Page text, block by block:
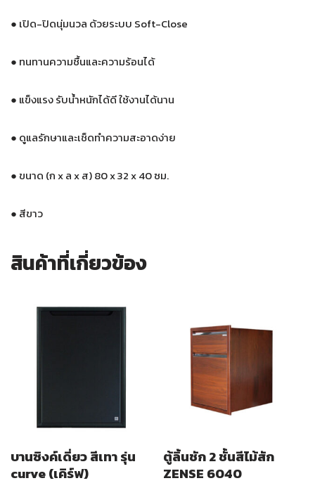
● เปิด-ปิดนุ่มนวล ด้วยระบบ Soft-Close
● ทนทานความชื้นและความร้อนได้
● แข็งแรง รับน้ำหนักได้ดี ใช้งานได้นาน
● ดูแลรักษาและเช็ดทำความสะอาดง่าย
● ขนาด (ก x ล x ส) 80 x 32 x 40 ซม.
● สีขาว
สินค้าที่เกี่ยวข้อง
บานซิงค์เดี่ยว สีเทา รุ่น
curve (เคิร์ฟ)
ตู้ลิ้นชัก 2 ชั้นสีไม้สัก
ZENSE 6040